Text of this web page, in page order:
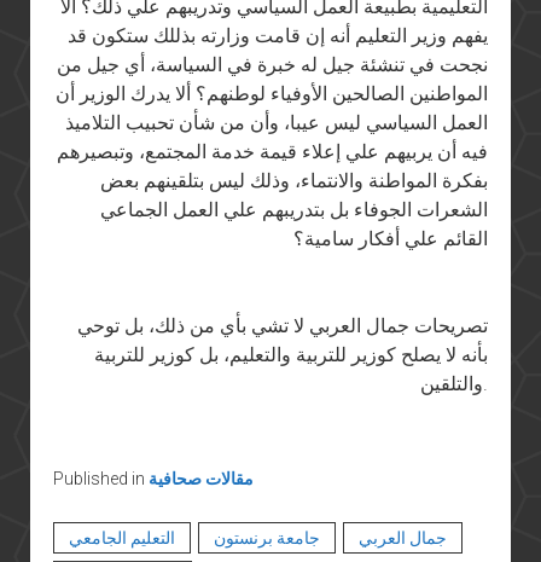
التعليمية بطبيعة العمل السياسي وتدريبهم علي ذلك؟ ألا
يفهم وزير التعليم أنه إن قامت وزارته بذللك ستكون قد
نجحت في تنشئة جيل له خبرة في السياسة، أي جيل من
المواطنين الصالحين الأوفياء لوطنهم؟ ألا يدرك الوزير أن
العمل السياسي ليس عيبا، وأن من شأن تحبيب التلاميذ
فيه أن يربيهم علي إعلاء قيمة خدمة المجتمع، وتبصيرهم
بفكرة المواطنة والانتماء، وذلك ليس بتلقينهم بعض
الشعرات الجوفاء بل بتدريبهم علي العمل الجماعي
القائم علي أفكار سامية؟
تصريحات جمال العربي لا تشي بأي من ذلك، بل توحي
بأنه لا يصلح كوزير للتربية والتعليم، بل كوزير للتربية
والتلقين.
Published in مقالات صحافية
التعليم الجامعي جامعة برنستون
جمال العربي